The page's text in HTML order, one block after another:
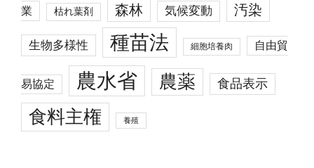
業 枯れ葉剤 森林 気候変動 汚染
生物多様性 種苗法 細胞培養肉 自由貿
易協定 農水省 農薬 食品表示
食料主権 養殖